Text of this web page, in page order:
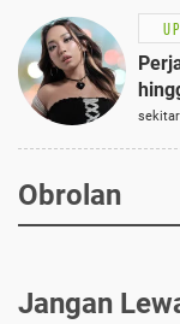
Obrolan
Jangan